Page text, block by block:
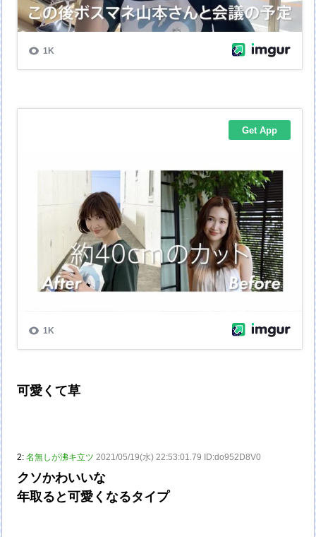
可愛くて草
2:名無しが沸キ立ツ 2021/05/19(水) 22:53:01.79 ID:do952D8V0
クソかわいいな
年取ると可愛くなるタイプ